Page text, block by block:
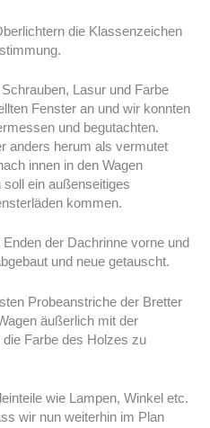
die Klassenzeichen
Lasur und Farbe
Fenster an und wir konnten
und begutachten.
anders herum als vermutet
innen in den Wagen
ein außenseitiges
kommen.
der Dachrinne vorne und
und neue getauscht.
Probeanstriche der Bretter
äußerlich mit der
Farbe des Holzes zu
wie Lampen, Winkel etc.
wir nun weiterhin im Plan